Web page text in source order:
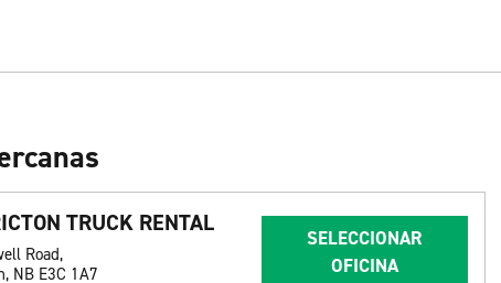
TRUCK RENTAL
Road,
NB E3C 1A7
SELECCIONAR
OFICINA